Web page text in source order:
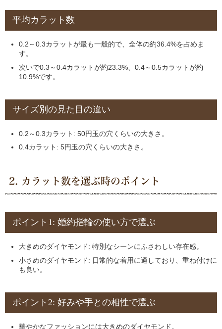
平均カラット数
0.2～0.3カラットが最も一般的で、全体の約36.4%を占めま
す。
次いで0.3～0.4カラットが約23.3%、0.4～0.5カラットが約
10.9%です。
サイズ別の見た目の違い
0.2～0.3カラット: 50円玉の穴くらいの大きさ。
0.4カラット: 5円玉の穴くらいの大きさ。
2. カラット数を選ぶ時のポイント
ポイント1: 婚約指輪の使い方で選ぶ
大きめのダイヤモンド: 特別なシーンにふさわしい存在感。
小さめのダイヤモンド: 日常的な着用に適しており、重ね付けに
も良い。
ポイント2: 好みや手との相性で選ぶ
華やかなファッションには大きめのダイヤモンド。